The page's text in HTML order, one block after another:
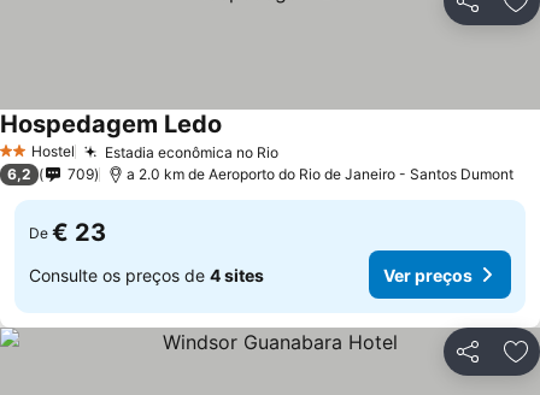
Partilhar
2 Estrelas
Hostel Estadia econômica no Rio
Hospedagem Ledo
6,2 709 a 2.0 km de Aeroporto do Rio de Janeiro - Santos Dumont
De € 23
Consulte os preços de 4 sites Ver preços
Partilhar